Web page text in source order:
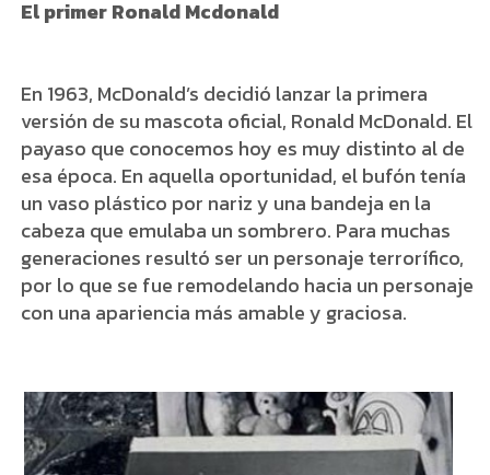
El primer Ronald Mcdonald
En 1963, McDonald’s decidió lanzar la primera
versión de su mascota oficial, Ronald McDonald. El
payaso que conocemos hoy es muy distinto al de
esa época. En aquella oportunidad, el bufón tenía
un vaso plástico por nariz y una bandeja en la
cabeza que emulaba un sombrero. Para muchas
generaciones resultó ser un personaje terrorífico,
por lo que se fue remodelando hacia un personaje
con una apariencia más amable y graciosa.